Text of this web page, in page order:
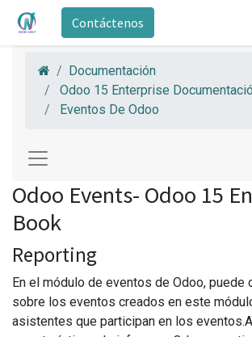
Contáctenos
Documentación
Odoo 15 Enterprise
Eventos De Odoo
Odoo Events- Odoo 15
Book
Reporting
En el módulo de eventos de Odoo, puede
sobre los eventos creados en este
asistentes que participan en los